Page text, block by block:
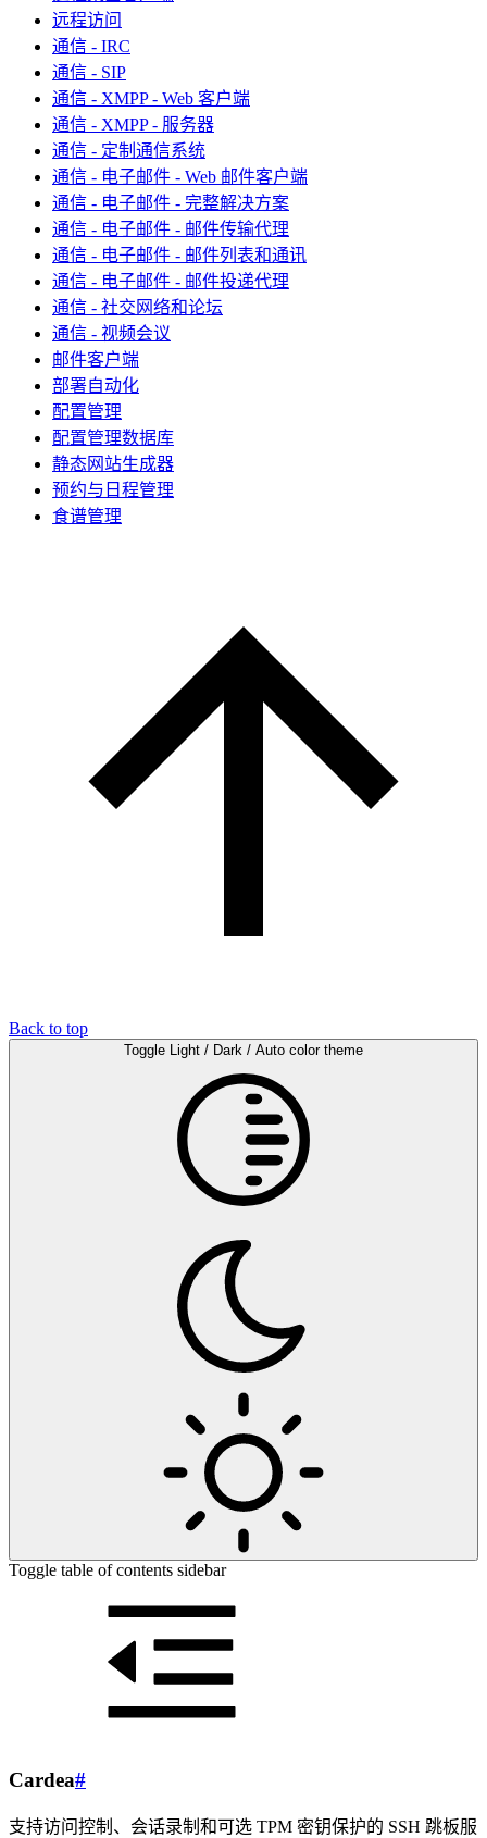
远程访问
通信 - IRC
通信 - SIP
通信 - XMPP - Web 客户端
通信 - XMPP - 服务器
通信 - 定制通信系统
通信 - 电子邮件 - Web 邮件客户端
通信 - 电子邮件 - 完整解决方案
通信 - 电子邮件 - 邮件传输代理
通信 - 电子邮件 - 邮件列表和通讯
通信 - 电子邮件 - 邮件投递代理
通信 - 社交网络和论坛
通信 - 视频会议
邮件客户端
部署自动化
配置管理
配置管理数据库
静态网站生成器
预约与日程管理
食谱管理
Back to top
Toggle Light / Dark / Auto color theme
Toggle table of contents sidebar
Cardea#
支持访问控制、会话录制和可选 TPM 密钥保护的 SSH 跳板服